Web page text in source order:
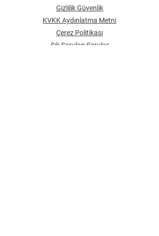
Gizlilik Güvenlik
KVKK Aydınlatma Metni
Çerez Politikası
Sık Sorulan Sorular